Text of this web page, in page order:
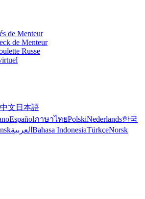
de Menteur
de Menteur
Russe
文 日本語
EspañolภาษาไทยPolskiNederlands한국
العربية Bahasa IndonesiaTürkçeNorsk